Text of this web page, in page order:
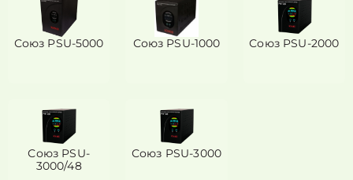
Союз PSU-5000 Союз PSU-1000 Союз PSU-2000
Союз PSU-
3000/48
Союз PSU-3000